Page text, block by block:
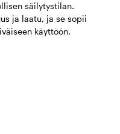
säilytystilan.
ja laatu, ja se sopii
käyttöön.